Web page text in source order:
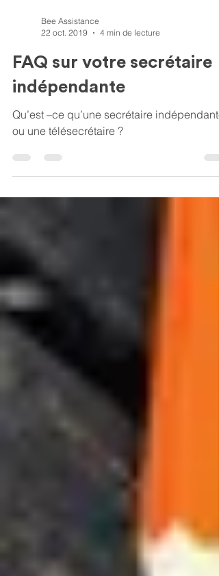
Bee Assistance
22 oct. 2019
4 min de lecture
FAQ sur votre secrétaire
indépendante
Qu’est –ce qu’une secrétaire indépendante
ou une télésecrétaire ?